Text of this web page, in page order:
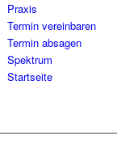
Praxis
Termin vereinbaren
Termin absagen
Spektrum
Startseite